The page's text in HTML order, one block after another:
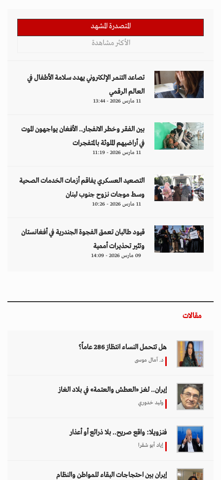
المتصدرة المشهد
الأكثر مشاهدة
تصاعد التنمر الإلكتروني يهدد سلامة الأطفال في
العالم الرقمي
11 مارس 2026 - 13:44
بين الفقر وخطر الانفجار.. الأفغان يواجهون الموت
في أراضيهم الملوثة بالمتفجرات
11 مارس 2026 - 11:19
التصعيد العسكري يفاقم أزمات الخدمات الصحية
وسط موجات نزوح جنوب لبنان
11 مارس 2026 - 10:26
قيود طالبان تعمق الفجوة الجندرية في أفغانستان
وتثير تحذيرات أممية
09 مارس 2026 - 14:09
مقالات
هل تتحمل النساء انتظارَ 286 عاماً؟
د. آمال موسى
إيران.. لغز «العطش والعتمة» في بلاد الغاز
وليد خدوري
فنزويلا: واقع صريح.. بلا ذرائع أو أعذار
إياد أبو شقرا
إيران بين احتجاجات البقاء للمواطن والنظام